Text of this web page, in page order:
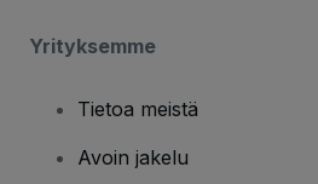
Yrityksemme
Tietoa meistä
Avoin jakelu